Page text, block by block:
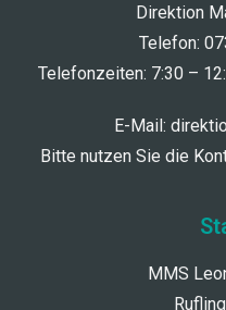
Direktion
Telefon:
Telefonzeiten: 7:30 –
E-Mail:
Bitte nutzen Sie die
MMS